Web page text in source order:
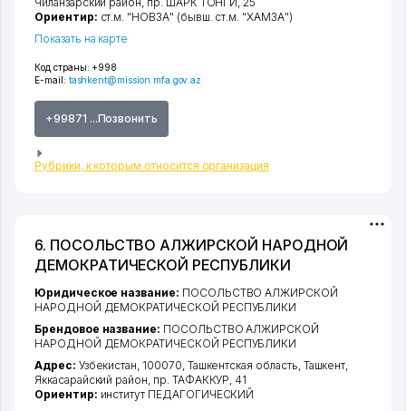
Код страны: +998
E-mail: tashkent@mission.mfa.gov.az
+99871 ...Позвонить
Рубрики, к которым относится организация
Ориентир: ст.м. "НОВЗА" (бывш. ст.м. "ХАМЗА")
Показать на карте
6. ПОСОЛЬСТВО АЛЖИРСКОЙ НАРОДНОЙ
ДЕМОКРАТИЧЕСКОЙ РЕСПУБЛИКИ
Юридическое название: ПОСОЛЬСТВО АЛЖИРСКОЙ
НАРОДНОЙ ДЕМОКРАТИЧЕСКОЙ РЕСПУБЛИКИ
Брендовое название: ПОСОЛЬСТВО АЛЖИРСКОЙ
НАРОДНОЙ ДЕМОКРАТИЧЕСКОЙ РЕСПУБЛИКИ
Адрес: Узбекистан, 100070, Ташкентская область, Ташкент,
Яккасарайский район, пр. ТАФАККУР, 41
Ориентир: институт ПЕДАГОГИЧЕСКИЙ